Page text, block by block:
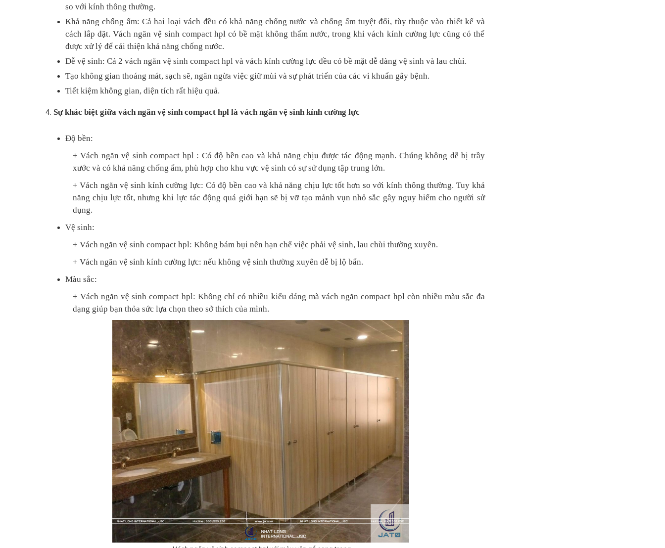
so với kính thông thường.
Khả năng chống ẩm: Cả hai loại vách đều có khả năng chống nước và chống ẩm tuyệt đối, tùy thuộc vào thiết kế và
cách lắp đặt. Vách ngăn vệ sinh compact hpl có bề mặt không thấm nước, trong khi vách kính cường lực cũng có thể
được xử lý để cải thiện khả năng chống nước.
Dễ vệ sinh: Cả 2 vách ngăn vệ sinh compact hpl và vách kính cường lực đều có bề mặt dễ dàng vệ sinh và lau chùi.
Tạo không gian thoáng mát, sạch sẽ, ngăn ngừa việc giữ mùi và sự phát triển của các vi khuẩn gây bệnh.
Tiết kiệm không gian, diện tích rất hiệu quả.
Sự khác biệt giữa vách ngăn vệ sinh compact hpl là vách ngăn vệ sinh kính cường lực
Độ bền:
+ Vách ngăn vệ sinh compact hpl : Có độ bền cao và khả năng chịu được tác động mạnh. Chúng không dễ bị trầy
xước và có khả năng chống ẩm, phù hợp cho khu vực vệ sinh có sự sử dụng tập trung lớn.
+ Vách ngăn vệ sinh kính cường lực: Có độ bền cao và khả năng chịu lực tốt hơn so với kính thông thường. Tuy khả
năng chịu lực tốt, nhưng khi lực tác động quá giới hạn sẽ bị vỡ tạo mảnh vụn nhỏ sắc gây nguy hiểm cho người sử
dụng.
Vệ sinh:
+ Vách ngăn vệ sinh compact hpl: Không bám bụi nên hạn chế việc phải vệ sinh, lau chùi thường xuyên.
+ Vách ngăn vệ sinh kính cường lực: nếu không vệ sinh thường xuyên dễ bị lộ bẩn.
Màu sắc:
+ Vách ngăn vệ sinh compact hpl: Không chỉ có nhiều kiểu dáng mà vách ngăn compact hpl còn nhiều màu sắc đa
dạng giúp bạn thỏa sức lựa chọn theo sở thích của mình.